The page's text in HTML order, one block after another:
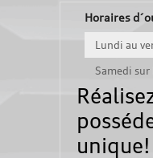
Horaires
Lundi au
Samedi sur
unique!